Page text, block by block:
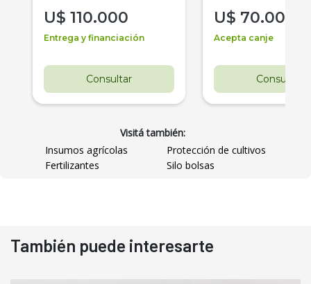
U$ 110.000
Entrega y financiación
Consultar
U$ 70.000
Acepta canje
Consultar
Visitá también:
Insumos agrícolas
Protección de cultivos
Fertilizantes
Silo bolsas
También puede interesarte